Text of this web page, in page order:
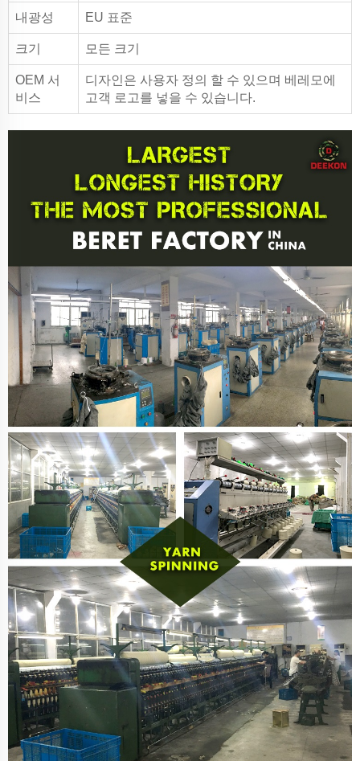
내광성 EU 표준
크기 모든 크기
OEM 서
비스
디자인은 사용자 정의 할 수 있으며 베레모에
고객 로고를 넣을 수 있습니다.